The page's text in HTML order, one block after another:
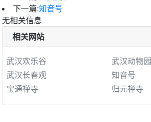
下一篇:知音号
无相关信息
相关网站
武汉欢乐谷
武汉动物园
武汉长春观
知音号
宝通禅寺
归元禅寺